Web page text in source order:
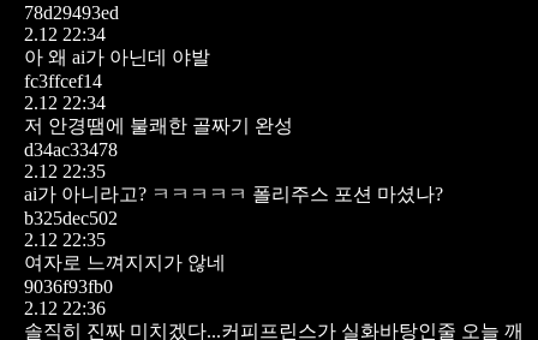
78d29493ed
2.12 22:34
아 왜 ai가 아닌데 야발
fc3ffcef14
2.12 22:34
저 안경땜에 불쾌한 골짜기 완성
d34ac33478
2.12 22:35
ai가 아니라고? ㅋㅋㅋㅋㅋ 폴리주스 포션 마셨나?
b325dec502
2.12 22:35
여자로 느껴지지가 않네
9036f93fb0
2.12 22:36
솔직히 진짜 미치겠다...커피프린스가 실화바탕인줄 오늘 깨